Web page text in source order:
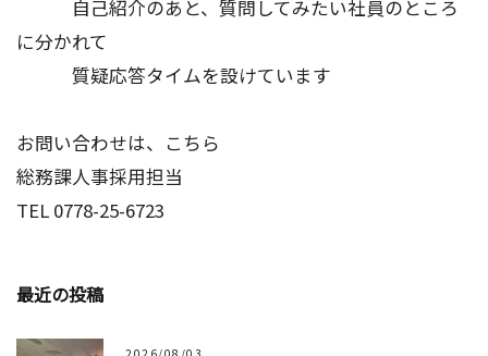
自己紹介のあと、質問してみたい社員のところ
に分かれて
質疑応答タイムを設けています
お問い合わせは、こちら
総務課人事採用担当
TEL 0778-25-6723
最近の投稿